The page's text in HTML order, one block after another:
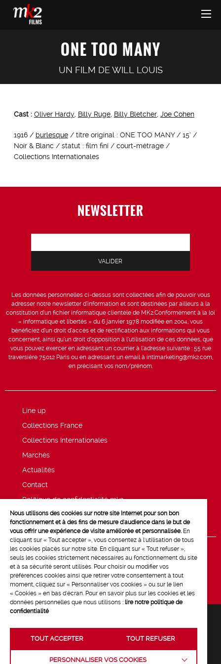
ONE TOO MANY
UN FILM DE WILL LOUIS
Cast : Oliver Hardy, Billy Ruge, Billy Bletcher, Joe Cohen
1916 / burlesque/ titre original : ONE TOO MANY / 15’ /
Noir & Blanc / statut : film fini / court-métrage /
Collections Internationales
NEWSLETTER
Les données personnelles ci-dessus sont collectées afin de pouvoir vous
adresser notre newsletter d’information et sont destinées par ailleurs à la
constitution d’un fichier informatique clientèle de MK2.Conformément à la loi
« informatique et libertés » du 6 janvier 1978 modifiée en 2004, vous
bénéficiez d’un droit d’accès et de rectification aux informations qui vous
concernent, ainsi qu’un droit d’opposition à l’utilisation de ces données, que
vous pouvez exercer en adressant un courrier à l’adresse suivante : 55 rue
traversière 75012 Paris ou en adressant un email à intlmarketing@mk2.com,
en précisant vos nom/prénom.
Line up
Collections France
Collections Internationales
Marchés
Actualités
Contact
Politique de confidentialité mk2
Mentions légales
Crédits :La Jungle
Nous utilisons des cookies sur notre site Internet pour son bon
fonctionnement et à des fins de mesure d'audience dans le but de
vous offrir une expérience de visite améliorée et personnalisée. En
cliquant sur « Tout accepter », vous consentez à l'utilisation de tous
les cookies placés sur notre site. En cliquant sur « Tout refuser »,
seuls les cookies strictement nécessaires au fonctionnement du site
et à sa sécurité seront utilisés. Pour choisir ou modifier vos
préférences cookies ainsi que retirer votre consentement à tout
moment, cliquez sur « Personnaliser vos cookies » ou sur le lien
« Cookies » en bas d'écran. Pour en savoir plus sur les cookies et les
données personnelles que nous utilisons : lire notre politique de
confidentialité
TOUT ACCEPTER TOUT REFUSER
PERSONNALISER VOS COOKIES